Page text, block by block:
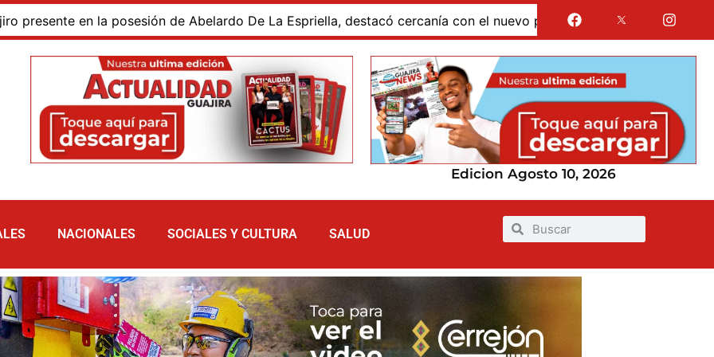
de Abelardo De La Espriella, destacó cercanía con el nuevo presidente y espera resultados para La Guajira
Edicion Agosto 10, 2026
NACIONALES SOCIALES Y CULTURA SALUD